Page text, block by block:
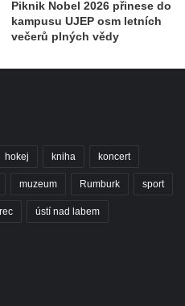
Piknik Nobel 2026 přinese do
kampusu UJEP osm letních
večerů plných vědy
hokej kniha koncert
muzeum Rumburk sport
ústí nad labem